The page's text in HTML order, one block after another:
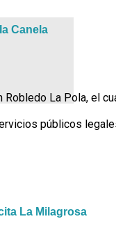
Canela
La Pola, el
públicos
La Milagrosa